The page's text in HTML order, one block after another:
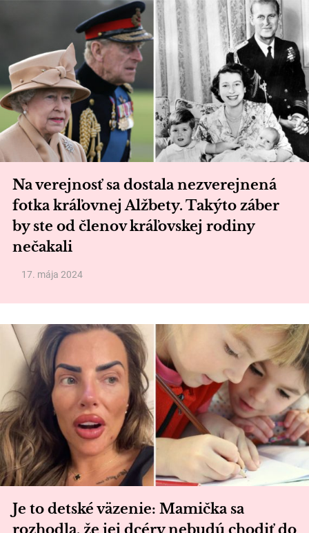
Na verejnosť sa dostala nezverejnená
fotka kráľovnej Alžbety. Takýto záber
by ste od členov kráľovskej rodiny
nečakali
17. mája 2024
Je to detské väzenie: Mamička sa
rozhodla, že jej dcéry nebudú chodiť do